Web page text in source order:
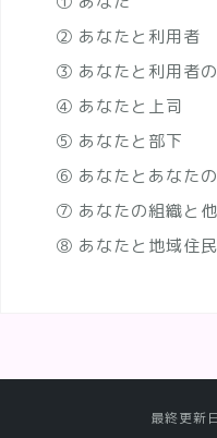
② あなたと利用者
③ あなたと利用者
④ あなたと上司
⑤ あなたと部下
⑥ あなたとあなた
⑦ あなたの組織と
⑧ あなたと地域住
最終更新